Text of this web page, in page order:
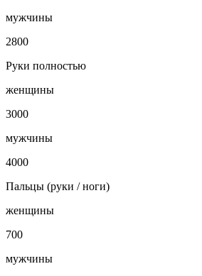
мужчины
2800
Руки полностью
женщины
3000
мужчины
4000
Пальцы (руки / ноги)
женщины
700
мужчины